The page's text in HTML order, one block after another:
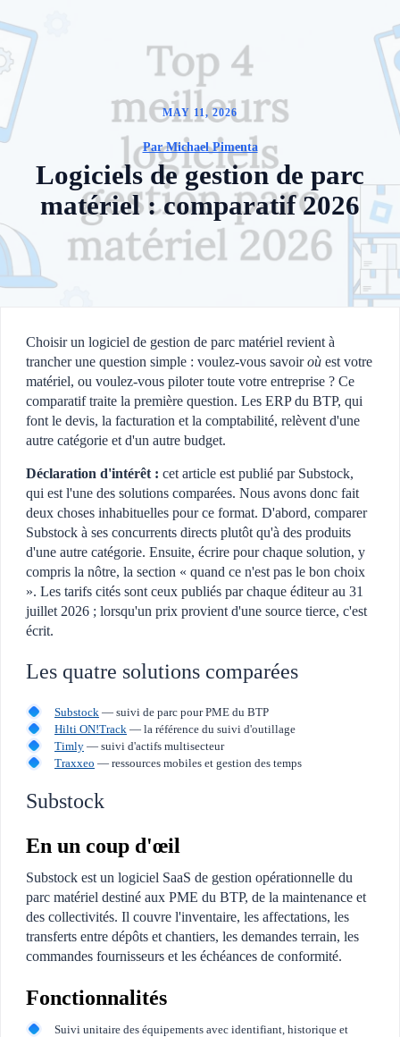
MAY 11, 2026
Par Michael Pimenta
Logiciels de gestion de parc
matériel : comparatif 2026
Choisir un logiciel de gestion de parc matériel revient à
trancher une question simple : voulez-vous savoiroù est votre
matériel, ou voulez-vous piloter toute votre entreprise ? Ce
comparatif traite la première question. Les ERP du BTP, qui
font le devis, la facturation et la comptabilité, relèvent d'une
autre catégorie et d'un autre budget.
Déclaration d'intérêt : cet article est publié par Substock,
qui est l'une des solutions comparées. Nous avons donc fait
deux choses inhabituelles pour ce format. D'abord, comparer
Substock à ses concurrents directs plutôt qu'à des produits
d'une autre catégorie. Ensuite, écrire pour chaque solution, y
compris la nôtre, la section « quand ce n'est pas le bon choix
». Les tarifs cités sont ceux publiés par chaque éditeur au 31
juillet 2026 ; lorsqu'un prix provient d'une source tierce, c'est
écrit.
Les quatre solutions comparées
Substock — suivi de parc pour PME du BTP
Hilti ON!Track — la référence du suivi d'outillage
Timly — suivi d'actifs multisecteur
Traxxeo — ressources mobiles et gestion des temps
Substock
En un coup d'œil
Substock est un logiciel SaaS de gestion opérationnelle du
parc matériel destiné aux PME du BTP, de la maintenance et
des collectivités. Il couvre l'inventaire, les affectations, les
transferts entre dépôts et chantiers, les demandes terrain, les
commandes fournisseurs et les échéances de conformité.
Fonctionnalités
Suivi unitaire des équipements avec identifiant, historique et